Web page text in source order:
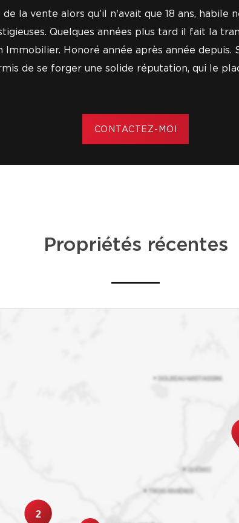
la vente alors qu’il n'avait que 18 ans, habile
Quelques années plus tard il fait la
Honoré année après année depuis.
de se forger une solide réputation, qui le
CONTACTEZ-MOI
Propriétés récentes
2